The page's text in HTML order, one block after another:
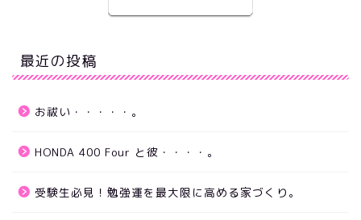
最近の投稿
お祓い・・・・・。
HONDA 400 Four と彼・・・・。
受験生必見！勉強運を最大限に高める家づくり。